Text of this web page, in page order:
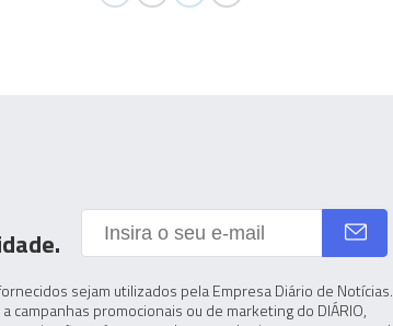
sejam utilizados pela Empresa Diário de Notícias.
campanhas promocionais ou de marketing do DIÁRIO,